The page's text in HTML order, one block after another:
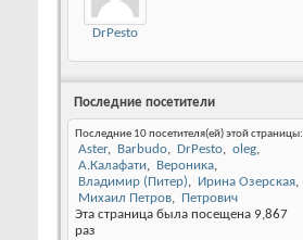
DrPesto
Последние посетители
Последние 10 посетителя(ей) этой страницы:
Aster Barbudo DrPesto
oleg
А.Калафати
Вероника
Владимир (Питер)
Ирина Озерская
Михаил Петров
Петрович
Эта страница была посещена 9,867
раз